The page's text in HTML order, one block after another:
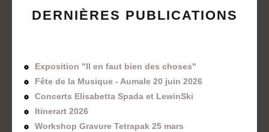
DERNIÈRES PUBLICATIONS
Exposition "Il en faut bien des choses"
Fête de la Musique - Aumale 20 juin 2026
Concerts Elisabetta Spada et LewinSki
Itinerart 2026
Workshop Gravure Tetrapak 25 mars